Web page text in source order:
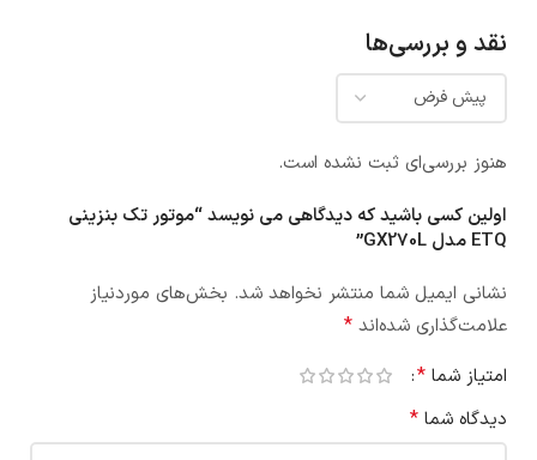
نقد و بررسی‌ها
هنوز بررسی‌ای ثبت نشده است.
اولین کسی باشید که دیدگاهی می نویسد “موتور تک بنزینی
ETQ مدل GX270L”
نشانی ایمیل شما منتشر نخواهد شد. بخش‌های موردنیاز
علامت‌گذاری شده‌اند *
امتیاز شما *
دیدگاه شما *